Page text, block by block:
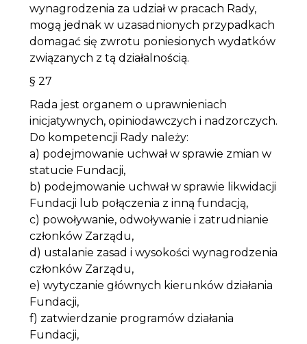
wynagrodzenia za udział w pracach Rady,
mogą jednak w uzasadnionych przypadkach
domagać się zwrotu poniesionych wydatków
związanych z tą działalnością.
§ 27
Rada jest organem o uprawnieniach
inicjatywnych, opiniodawczych i nadzorczych.
Do kompetencji Rady należy:
a) podejmowanie uchwał w sprawie zmian w
statucie Fundacji,
b) podejmowanie uchwał w sprawie likwidacji
Fundacji lub połączenia z inną fundacją,
c) powoływanie, odwoływanie i zatrudnianie
członków Zarządu,
d) ustalanie zasad i wysokości wynagrodzenia
członków Zarządu,
e) wytyczanie głównych kierunków działania
Fundacji,
f) zatwierdzanie programów działania
Fundacji,